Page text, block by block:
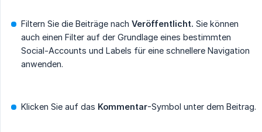
Filtern Sie die Beiträge nach Veröffentlicht. Sie können
auch einen Filter auf der Grundlage eines bestimmten
Social-Accounts und Labels für eine schnellere Navigation
anwenden.
Klicken Sie auf das Kommentar-Symbol unter dem Beitrag.